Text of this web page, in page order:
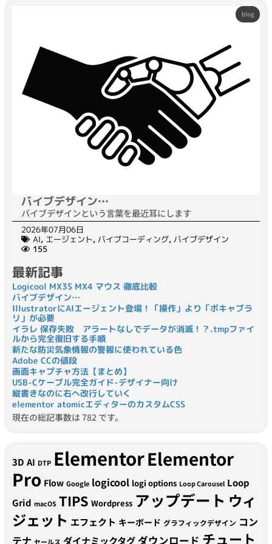
blog
バイブデザイン…
バイブデザインという言葉を最近耳にします
2026年07月06日
AI, エージェント, バイブコーディング, バイブデザイン
155
最新記事
Logicool MX3S MX4 マウス 徹底比較
バイブデザイン…
IllustratorにAIエージェント登場！「操作」より「ボキャブラ
リ」が必要
イラレ 保存失敗 アラートなしでデータが消滅！？.tmpファイ
ルから完全復旧する手順
新たな防災気象情報の警報に使われている色
Adobe CCの値段
画面キャプチャ方法【まとめ】
USB-Cケーブル完全ガイド-デザイナー向け
縦書きなのに右へ改行していく
elementor atomicエディターのカスタムCSS
現在の総記事数は 782 です。
3D AI DTP ElementorElementor
Pro Flow Google logicool logi options Loop Carousel Loop
Grid macOS TIPS Wordpress アップデート ウィ
ジェット エフェクト キーボード グラフィックデザイン コン
テナ セールス ダイナミックタグダウンロード チュート